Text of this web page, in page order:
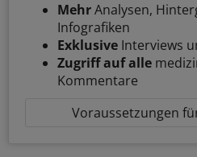
MehrAnalysen,
Infografiken
Exklusive Interviews
Zugriff auf alle
Kommentare
Voraussetzungen